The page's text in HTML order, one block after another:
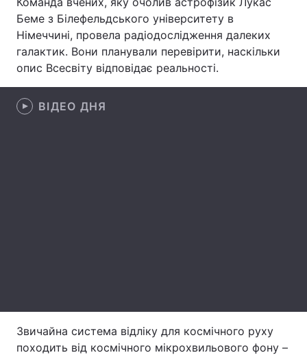
Екологія Регіони
Лонгріди
Інтерв'ю
Тема оформлення
Беме з Білефельдського університету в
Німеччині, провела радіодослідження далеких
галактик. Вони планували перевірити, наскільки
опис Всесвіту відповідає реальності.
ВІДЕО ДНЯ
Звичайна система відліку для космічного руху
походить від космічного мікрохвильового фону –